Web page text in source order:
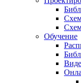
Обучение